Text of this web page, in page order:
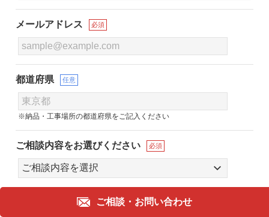
ご相談・ お問い合わせ
メールアドレス 必須
都道府県 任意
※納品・工事場所の都道府県をご記入ください
ご相談内容をお選びください 必須
ご相談内容の詳細がありましたらご記入ください